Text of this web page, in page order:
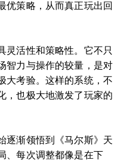
优策略，从而真正玩出回
灵活性和策略性。它不只
智力与操作的较量，是对
大考验。这样的系统，不
，也极大地激发了玩家的
逐渐领悟到《马尔斯》天
、每次调整都像是在下